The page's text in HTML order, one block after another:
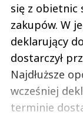
się z obietnic
zakupów. W
deklarujący
dostarczył
Najdłuższe
wcześniej
terminie